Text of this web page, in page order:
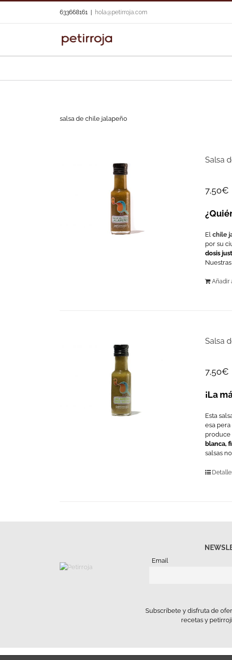
content
633668161 hola@petirroja.com
salsa de chile jalapeño
Salsa
7,50€
El chile
por su
dosis
Añadir
Salsa
7,50€
¡La
Esta
esa pera
produce
blanca,
salsas
Email
Subscríbete y disfruta de
recetas y